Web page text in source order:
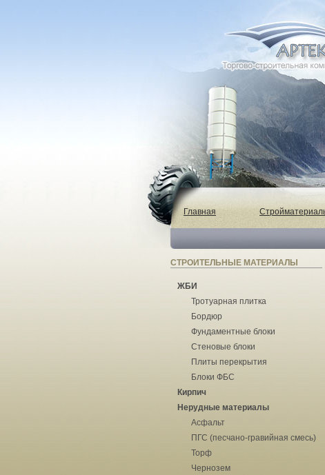
Главная
СТРОИТЕЛЬНЫЕ МАТЕРИАЛЫ
ЖБИ
Тротуарная плитка
Бордюр
Фундаментные блоки
Стеновые блоки
Плиты перекрытия
Блоки ФБС
Кирпич
Нерудные материалы
Асфальт
ПГС (песчано-гравийная смесь)
Торф
Чернозем